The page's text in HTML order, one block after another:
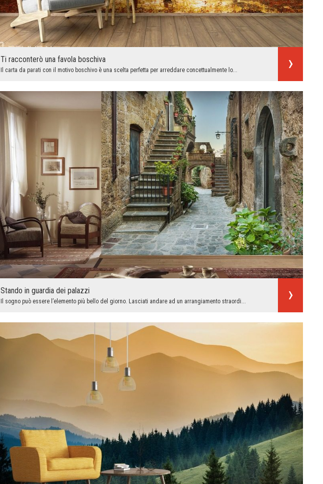
Ti racconterò una favola boschiva
Il carta da parati con il motivo boschivo è una scelta perfetta per arreddare concettualmente lo...
Stando in guardia dei palazzi
Il sogno può essere l’elemento più bello del giorno. Lasciati andare ad un arrangiamento straordi...